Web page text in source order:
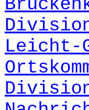
Leicht-